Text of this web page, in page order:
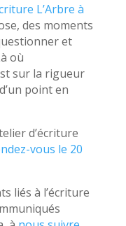
L’Arbre à
des moments
et
où
sur la rigueur
point en
d’écriture
vous le 20
liés à l’écriture